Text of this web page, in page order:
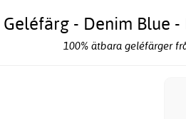
Geléfärg - Denim Blue -
100% ätbara geléfärger